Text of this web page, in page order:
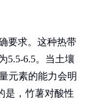
要求。这种热带
5.5-6.5。当土壤
元素的能力会明
是，竹薯对酸性